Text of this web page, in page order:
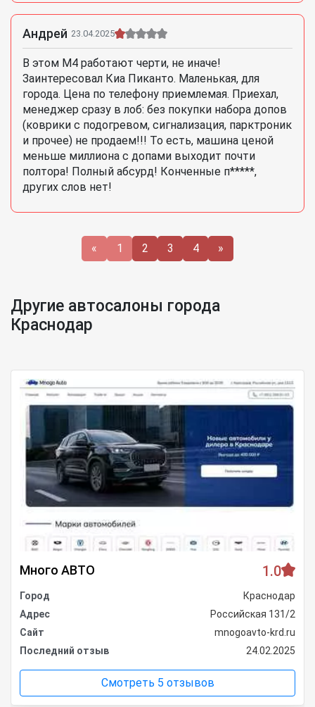
Андрей 23.04.2025
В этом М4 работают черти, не иначе!
Заинтересовал Киа Пиканто. Маленькая, для
города. Цена по телефону приемлемая. Приехал,
менеджер сразу в лоб: без покупки набора допов
(коврики с подогревом, сигнализация, парктроник
и прочее) не продаем!!! То есть, машина ценой
меньше миллиона с допами выходит почти
полтора! Полный абсурд! Конченные п*****,
других слов нет!
« 1 2 3 4 »
Другие автосалоны города
Краснодар
Много АВТО 1.0
Город
Краснодар
Адрес
Российская 131/2
Сайт
mnogoavto-krd.ru
Последний отзыв
24.02.2025
Смотреть 5 отзывов